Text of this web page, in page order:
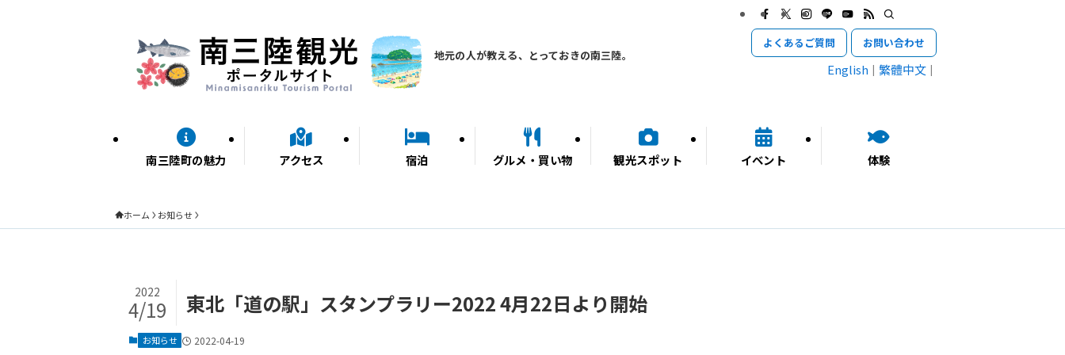
地元の人が教える、とっておきの南三陸。
南三陸町の魅力 アクセス 宿泊 グルメ・買い物 観光スポット イベント 体験
よくあるご質問 お問い合わせ
English 繁體中文
ホーム お知らせ
東北「道の駅」スタンプラリー2022 4月22日より開始
2022
4/19
お知らせ 2022-04-19